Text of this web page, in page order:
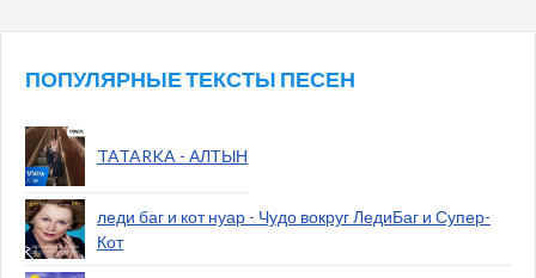
ПОПУЛЯРНЫЕ ТЕКСТЫ ПЕСЕН
TATARKA - АЛТЫН
леди баг и кот нуар - Чудо вокруг ЛедиБаг и Супер-
Кот